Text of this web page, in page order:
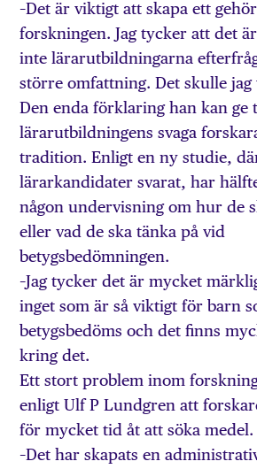
–Det är viktigt att skapa ett
forskningen. Jag tycker att det
inte lärarutbildningarna
större omfattning. Det skulle jag
Den enda förklaring han kan ge
lärarutbildningens svaga
tradition. Enligt en ny studie,
lärarkandidater svarat, har
någon undervisning om hur de
eller vad de ska tänka på vid
betygsbedömningen.
–Jag tycker det är mycket
inget som är så viktigt för barn
betygsbedöms och det finns
kring det.
Ett stort problem inom
enligt Ulf P Lundgren att
för mycket tid åt att söka medel.
–Det har skapats en